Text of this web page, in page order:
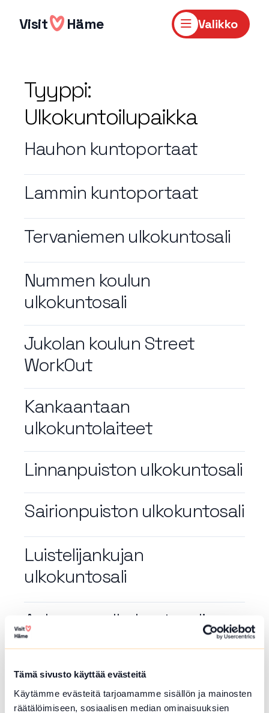
Tämä sivusto käyttää evästeitä
Käytämme evästeitä tarjoamamme sisällön ja mainosten
räätälöimiseen, sosiaalisen median ominaisuuksien
sisältöön
Visit Häme Valikko
Tyyppi:
Ulkokuntoilupaikka
Hauhon kuntoportaat
Lammin kuntoportaat
Tervaniemen ulkokuntosali
Nummen koulun
ulkokuntosali
Jukolan koulun Street
WorkOut
Kankaantaan
ulkokuntolaiteet
Linnanpuiston ulkokuntosali
Sairionpuiston ulkokuntosali
Luistelijankujan
ulkokuntosali
Aulangon ulkokuntosali
Artikkelien
sivutus
1…45678